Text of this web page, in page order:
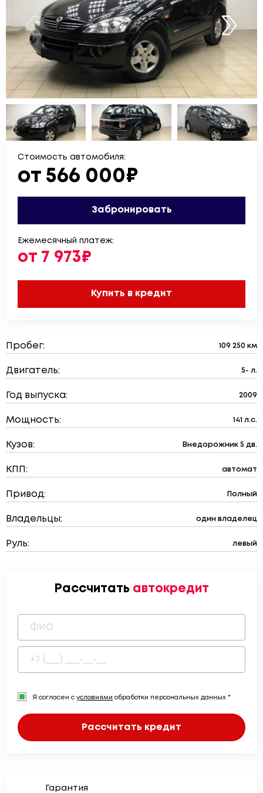
Стоимость автомобиля:
от 566 000₽
Забронировать
Ежемесячный платеж:
от 7 973₽
Купить в кредит
Пробег: 109 250 км
Двигатель: 5- л.
Год выпуска: 2009
Мощность: 141 л.с.
Кузов: Внедорожник 5 дв.
КПП: автомат
Привод: Полный
Владельцы: один владелец
Руль: левый
Рассчитать автокредит
Я согласен с условиями обработки персональных данных *
Рассчитать кредит
Гарантия